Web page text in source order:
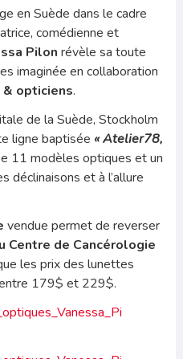
en Suède dans le cadre
comédienne et
Pilon révèle sa toute
imaginée en collaboration
opticiens.
de la Suède, Stockholm
ligne baptisée « Atelier78,
11 modèles optiques et un
déclinaisons et à l’allure
vendue permet de reverser
Centre de Cancérologie
les prix des lunettes
179$ et 229$.